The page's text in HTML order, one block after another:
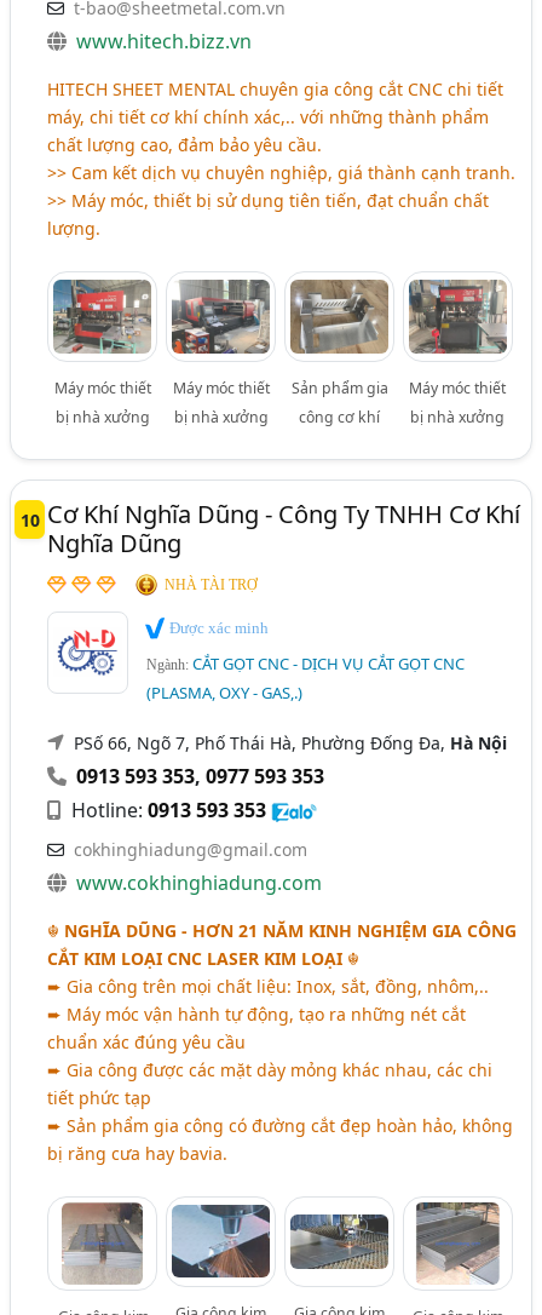
t-bao@sheetmetal.com.vn
www.hitech.bizz.vn
HITECH SHEET MENTAL chuyên gia công cắt CNC chi tiết
máy, chi tiết cơ khí chính xác,.. với những thành phẩm
chất lượng cao, đảm bảo yêu cầu.
>> Cam kết dịch vụ chuyên nghiệp, giá thành cạnh tranh.
>> Máy móc, thiết bị sử dụng tiên tiến, đạt chuẩn chất
lượng.
Máy móc thiết
bị nhà xưởng
Máy móc thiết
bị nhà xưởng
Sản phẩm gia
công cơ khí
Máy móc thiết
bị nhà xưởng
10 Cơ Khí Nghĩa Dũng - Công Ty TNHH Cơ Khí
Nghĩa Dũng
NHÀ TÀI TRỢ
Được xác minh
Ngành:CẮT GỌT CNC - DỊCH VỤ CẮT GỌT CNC
(PLASMA, OXY - GAS,.)
PSố 66, Ngõ 7, Phố Thái Hà, Phường Đống Đa, Hà Nội
0913 593 353,0977 593 353
Hotline:0913 593 353
cokhinghiadung@gmail.com
www.cokhinghiadung.com
☬ NGHĨA DŨNG - HƠN 21 NĂM KINH NGHIỆM GIA CÔNG
CẮT KIM LOẠI CNC LASER KIM LOẠI ☬
➨ Gia công trên mọi chất liệu: Inox, sắt, đồng, nhôm,..
➨ Máy móc vận hành tự động, tạo ra những nét cắt
chuẩn xác đúng yêu cầu
➨ Gia công được các mặt dày mỏng khác nhau, các chi
tiết phức tạp
➨ Sản phẩm gia công có đường cắt đẹp hoàn hảo, không
bị răng cưa hay bavia.